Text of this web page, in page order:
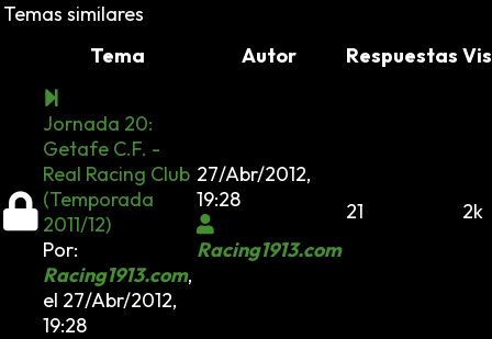
Temas similares
Tema
Autor Respuestas
Jornada 20:
Getafe C.F. -
Real Racing Club
(Temporada
2011/12)
Por:
Racing1913.com,
el 27/Abr/2012,
19:28
27/Abr/2012,
19:28
Racing1913.com
21 2k